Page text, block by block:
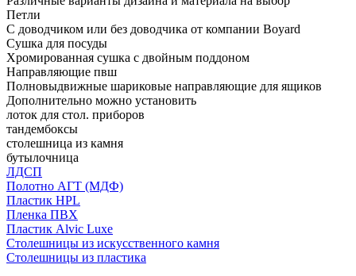
Петли
С доводчиком или без доводчика от компании Boyard
Сушка для посуды
Хромированная сушка с двойным поддоном
Направляющие пвш
Полновыдвижные шариковые направляющие для ящиков
Дополнительно можно установить
лоток для стол. приборов
тандембоксы
столешница из камня
бутылочница
ЛДСП
Полотно АГТ (МДФ)
Пластик HPL
Пленка ПВХ
Пластик Alvic Luxe
Столешницы из искусственного камня
Столешницы из пластика